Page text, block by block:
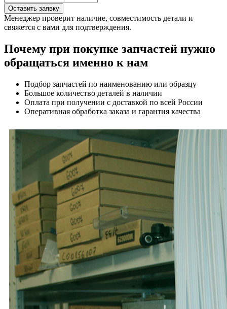
Оставить заявку
Менеджер проверит наличие, совместимость детали и
свяжется с вами для подтверждения.
Почему при покупке запчастей нужно
обращаться именно к нам
Подбор запчастей по наименованию или образцу
Большое количество деталей в наличии
Оплата при получении с доставкой по всей России
Оперативная обработка заказа и гарантия качества